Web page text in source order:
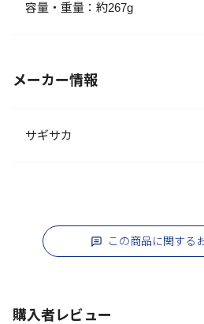
容量・重量：約267g
メーカー情報
サギサカ
この商品に関する
購入者レビュー